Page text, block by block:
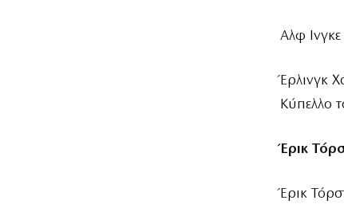
Αλφ
Έρλινγκ
Κύπελλο
Έρικ
Έρικ